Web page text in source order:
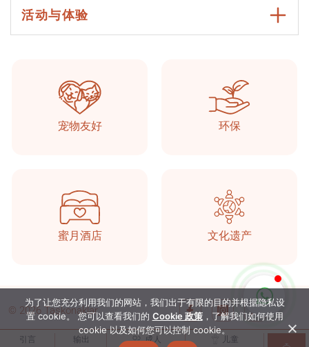
引言 输出 成人 儿童
活动与体验
宠物友好 环保
蜜月酒店 文化遗产
© 2026 Taşkonaklar
为了让您充分利用我们的网站，我们出于有限的目的并根据隐私设
置 cookie。 您可以查看我们的 Cookie 政策，了解我们如何使用
cookie 以及如何您可以控制 cookie。